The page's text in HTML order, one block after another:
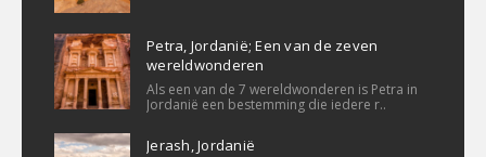
Petra, Jordanië; Een van de zeven
wereldwonderen
Als een van de 7 wereldwonderen is Petra in
Jordanië een bestemming die iedere r..
Jerash, Jordanië